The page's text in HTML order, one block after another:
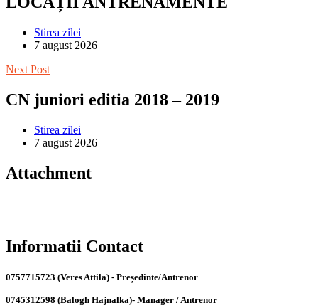
Stirea zilei
7 august 2026
Next Post
CN juniori editia 2018 – 2019
Stirea zilei
7 august 2026
Attachment
Informatii Contact
0757715723 (Veres Attila) - Președinte/Antrenor
0745312598 (Balogh Hajnalka)- Manager / Antrenor